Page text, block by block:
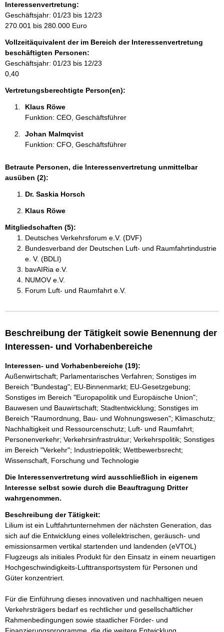
r
m
a
i
o
n
e
n
Interessenvertretung:
Geschäftsjahr: 01/23 bis 12/23
270.001 bis 280.000 Euro
Vollzeitäquivalent der im Bereich der Interessenvertretung
beschäftigten Personen:
Geschäftsjahr: 01/23 bis 12/23
0,40
Vertretungsberechtigte Person(en):
Klaus Röwe
Funktion: CEO, Geschäftsführer
Johan Malmqvist
Funktion: CFO, Geschäftsführer
Betraute Personen, die Interessenvertretung unmittelbar
ausüben (2):
Dr. Saskia Horsch
Klaus Röwe
Mitgliedschaften (5):
Deutsches Verkehrsforum e.V. (DVF)
Bundesverband der Deutschen Luft- und Raumfahrtindustrie
e. V. (BDLI)
bavAIRia e.V.
NUMOV e.V.
Forum Luft- und Raumfahrt e.V.
Beschreibung der Tätigkeit sowie Benennung der
Interessen- und Vorhabenbereiche
Interessen- und Vorhabenbereiche (19):
Außenwirtschaft; Parlamentarisches Verfahren; Sonstiges im
Bereich "Bundestag"; EU-Binnenmarkt; EU-Gesetzgebung;
Sonstiges im Bereich "Europapolitik und Europäische Union";
Bauwesen und Bauwirtschaft; Stadtentwicklung; Sonstiges im
Bereich "Raumordnung, Bau- und Wohnungswesen"; Klimaschutz;
Nachhaltigkeit und Ressourcenschutz; Luft- und Raumfahrt;
Personenverkehr; Verkehrsinfrastruktur; Verkehrspolitik; Sonstiges
im Bereich "Verkehr"; Industriepolitik; Wettbewerbsrecht;
Wissenschaft, Forschung und Technologie
Die Interessenvertretung wird ausschließlich in eigenem
Interesse selbst sowie durch die Beauftragung Dritter
wahrgenommen.
Beschreibung der Tätigkeit:
Lilium ist ein Luftfahrtunternehmen der nächsten Generation, das
sich auf die Entwicklung eines vollelektrischen, geräusch- und
emissionsarmen vertikal startenden und landenden (eVTOL)
Flugzeugs als initiales Produkt für den Einsatz in einem neuartigen
Hochgeschwindigkeits-Lufttransportsystem für Personen und
Güter konzentriert.
Für die Einführung dieses innovativen und nachhaltigen neuen
Verkehrsträgers bedarf es rechtlicher und gesellschaftlicher
Rahmenbedingungen sowie staatlicher Förder- und